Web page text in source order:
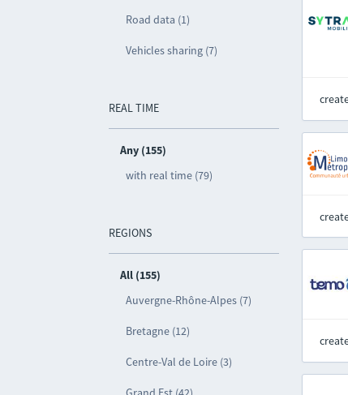
Road data (1)
Vehicles sharing (7)
REAL TIME
Any (155)
with real time (79)
REGIONS
All (155)
Auvergne-Rhône-Alpes (7)
Bretagne (12)
Centre-Val de Loire (3)